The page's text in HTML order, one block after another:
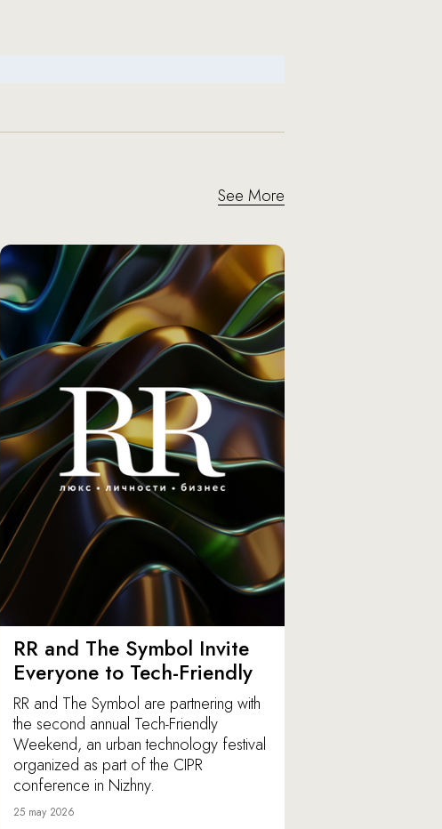
See More
RR and The Symbol Invite
Everyone to Tech-Friendly
RR and The Symbol are partnering with
the second annual Tech-Friendly
Weekend, an urban technology festival
organized as part of the CIPR
conference in Nizhny.
25 may 2026